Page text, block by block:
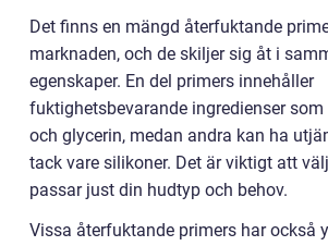
Det finns en mängd återfuktande
marknaden, och de skiljer sig åt i
egenskaper. En del primers innehåller
fuktighetsbevarande ingredienser
och glycerin, medan andra kan ha
tack vare silikoner. Det är viktigt att
passar just din hudtyp och behov.
Vissa återfuktande primers har också